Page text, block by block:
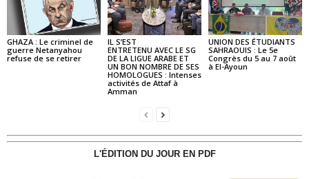
GHAZA : Le criminel de
guerre Netanyahou
refuse de se retirer
IL S’EST
ENTRETENU AVEC LE SG
DE LA LIGUE ARABE ET
UN BON NOMBRE DE SES
HOMOLOGUES : Intenses
activités de Attaf à
Amman
UNION DES ÉTUDIANTS
SAHRAOUIS : Le 5e
Congrès du 5 au 7 août
à El-Ayoun
L'ÉDITION DU JOUR EN PDF